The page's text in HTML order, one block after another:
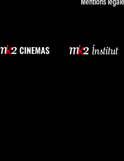
Mentions